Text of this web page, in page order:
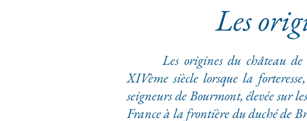
Les
Les origines du château de
XIVème siècle lorsque la
seigneurs de Bourmont, élevée sur
France à la frontière du duché de